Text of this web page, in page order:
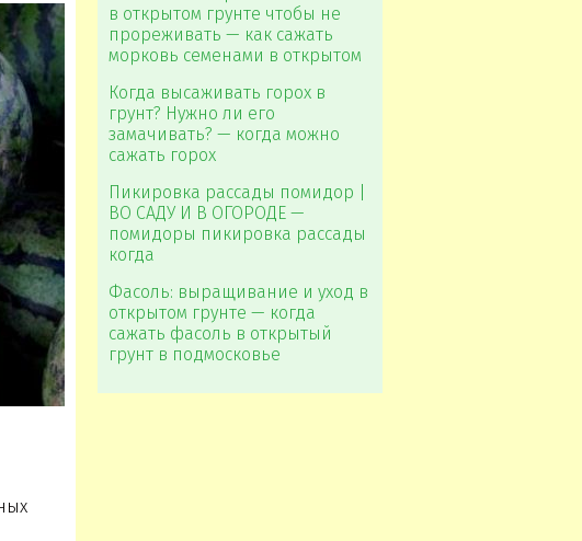
в открытом грунте чтобы не
прореживать — как сажать
морковь семенами в открытом
Когда высаживать горох в
грунт? Нужно ли его
замачивать? — когда можно
сажать горох
Пикировка рассады помидор |
ВО САДУ И В ОГОРОДЕ —
помидоры пикировка рассады
когда
Фасоль: выращивание и уход в
открытом грунте — когда
сажать фасоль в открытый
грунт в подмосковье